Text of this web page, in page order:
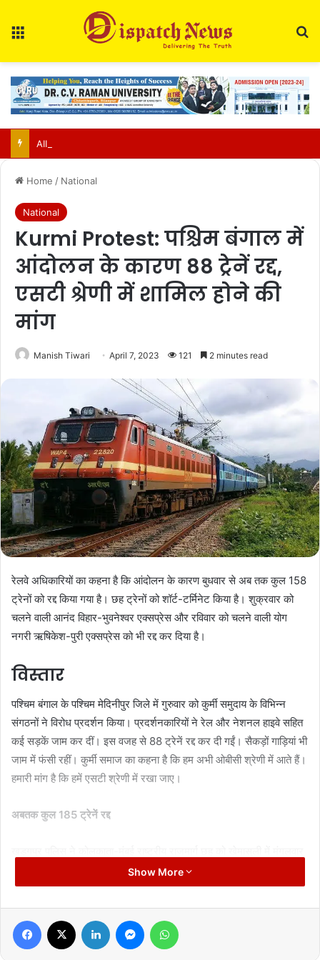
Home / National
National
Kurmi Protest: पश्चिम बंगाल में
आंदोलन के कारण 88 ट्रेनें रद्द,
एसटी श्रेणी में शामिल होने की
मांग
Manish Tiwari April 7, 2023 121 2 minutes read
रेलवे अधिकारियों का कहना है कि आंदोलन के कारण बुधवार से अब तक कुल 158
ट्रेनों को रद्द किया गया है। छह ट्रेनों को शॉर्ट-टर्मिनेट किया है। शुक्रवार को
चलने वाली आनंद विहार-भुवनेश्वर एक्सप्रेस और रविवार को चलने वाली योग
नगरी ऋषिकेश-पुरी एक्सप्रेस को भी रद्द कर दिया है।
विस्तार
पश्चिम बंगाल के पश्चिम मेदिनीपुर जिले में गुरुवार को कुर्मी समुदाय के विभिन्न
संगठनों ने विरोध प्रदर्शन किया। प्रदर्शनकारियों ने रेल और नेशनल हाइवे सहित
कई सड़कें जाम कर दीं। इस वजह से 88 ट्रेनें रद्द कर दी गईं। सैकड़ों गाड़ियां भी
जाम में फंसी रहीं। कुर्मी समाज का कहना है कि हम अभी ओबीसी श्रेणी में आते हैं।
हमारी मांग है कि हमें एसटी श्रेणी में रखा जाए।
अबतक कुल 185 ट्रेनें रद्द
सुबह छह बजे ही बंद कर दिया था। आंदोलन में आदिवासी कुर्मी समाज भी शामिल हो
गया है। प्रदर्शनकारियों ने खड़गपुर-टाटानगर खंड में खेमासुली रेलवे स्टेशन और
पुरुलिया जिले के कुस्तौर रेलवे स्टेशन पर पटरियों को जाम कर दिया। रेलवे
अधिकारियों का कहना है कि आंदोलन के कारण बुधवार से अब तक कुल 158
ट्रेनों को रद्द किया गया है। छह ट्रेनों को शॉर्ट-टर्मिनेट किया है। शुक्रवार को
Show More
Facebook LinkedIn Messenger